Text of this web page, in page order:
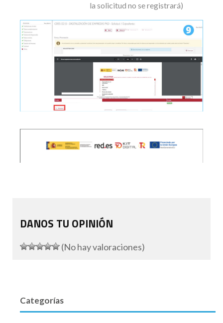
la solicitud no se registrará)
DANOS TU OPINIÓN
(No hay valoraciones)
Categorías